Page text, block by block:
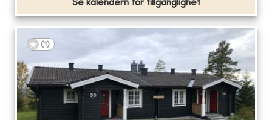
Se kalendern för tillgänglighet
(1 )